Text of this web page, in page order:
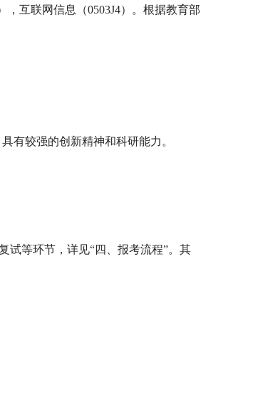
，互联网信息（0503J4）。根据教育部
有较强的创新精神和科研能力。
试等环节，详见“四、报考流程”。其